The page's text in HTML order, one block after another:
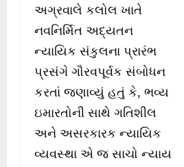
અગ્રવાલે કલોલ ખાતે
નવનિર્મિત અદ્યતન
ન્યાયિક સંકુલના પ્રારંભ
પ્રસંગે ગૌરવપૂર્વક સંબોધન
કરતાં જણાવ્યું હતું કે, ભવ્ય
ઇમારતોની સાથે ગતિશીલ
અને અસરકારક ન્યાયિક
વ્યવસ્થા એ જ સાચો ન્યાય